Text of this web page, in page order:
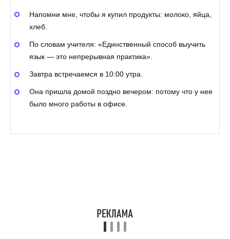
Напомни мне, чтобы я купил продукты: молоко, яйца,
хлеб.
По словам учителя: «Единственный способ выучить
язык — это непрерывная практика».
Завтра встречаемся в 10:00 утра.
Она пришла домой поздно вечером: потому что у нее
было много работы в офисе.